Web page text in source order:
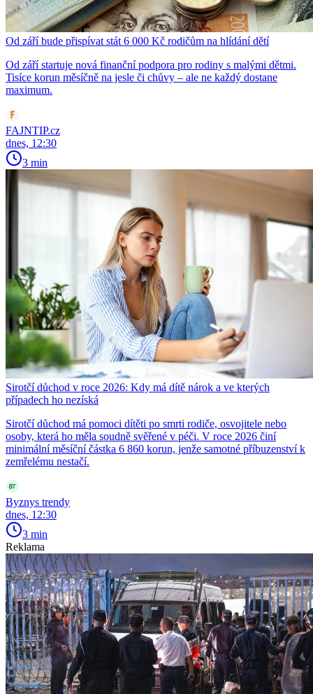
Od září bude přispívat stát 6 000 Kč rodičům na hlídání dětí
Od září startuje nová finanční podpora pro rodiny s malými dětmi.
Tisíce korun měsíčně na jesle či chůvy – ale ne každý dostane
maximum.
FAJNTIP.cz
dnes, 12:30
3 min
Sirotčí důchod v roce 2026: Kdy má dítě nárok a ve kterých
případech ho nezíská
Sirotčí důchod má pomoci dítěti po smrti rodiče, osvojitele nebo
osoby, která ho měla soudně svěřené v péči. V roce 2026 činí
minimální měsíční částka 6 860 korun, jenže samotné příbuzenství k
zemřelému nestačí.
Byznys trendy
dnes, 12:30
3 min
Reklama